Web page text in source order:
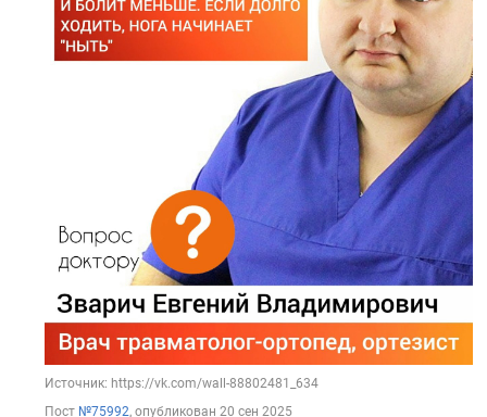
Источник: https://vk.com/wall-88802481_634
Пост №75992, опубликован 20 сен 2025